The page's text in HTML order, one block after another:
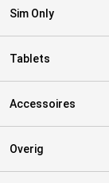
Sim Only
Tablets
Accessoires
Overig